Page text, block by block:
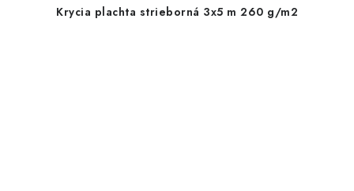
Krycia plachta strieborná 3x5 m 260 g/m2